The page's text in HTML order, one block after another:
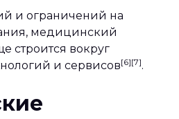
и ограничений на
медицинский
строится вокруг
и сервисов[6][7].